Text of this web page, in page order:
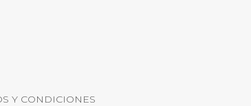
Y CONDICIONES